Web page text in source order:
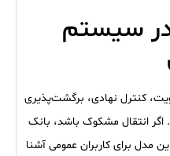
سیستم
کنترل نهادی، برگشت‌پذیری
اگر انتقال مشکوک باشد، بانک
مدل برای کاربران عمومی آشنا